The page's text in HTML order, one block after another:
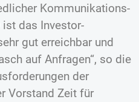
Kommunikations-
ist das Investor-
gut erreichbar und
auf Anfragen“, so die
der
Vorstand Zeit für